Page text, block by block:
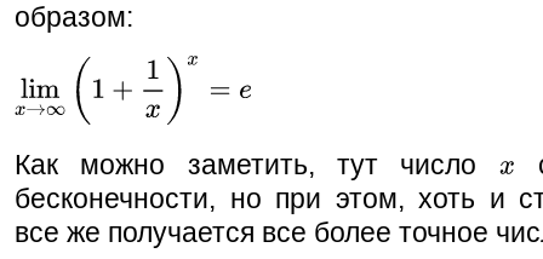
образом:
Как можно заметить, тут число
бесконечности, но при этом, хоть и
все же получается все более точное